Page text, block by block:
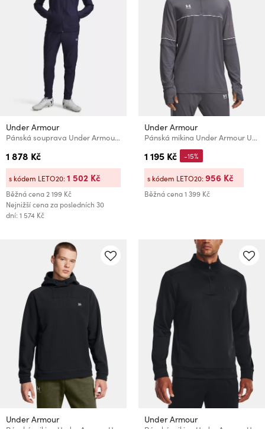
Under Armour
Pánská souprava Under Armour UA M Challenger Tracksuit-BLU
1 878 Kč
Běžná cena2 199 Kč
Nejnižší cena za posledních 30
dní: 1 574 Kč
s kódem LETO20:1 502 Kč
Under Armour
Pánská mikina Under Armour UA M Challenger Training QZ-GRY
1 195 Kč
Běžná cena1 399 Kč
-15%
s kódem LETO20:956 Kč
Under Armour Under Armour